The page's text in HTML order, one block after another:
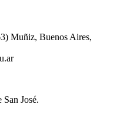
Muñiz, Buenos Aires,
José.